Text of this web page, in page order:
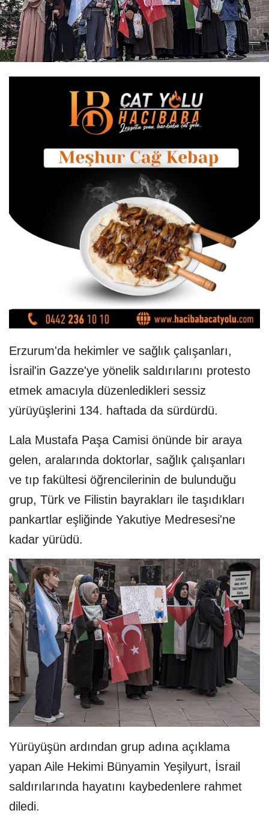
Erzurum'da hekimler ve sağlık çalışanları,
İsrail'in Gazze'ye yönelik saldırılarını protesto
etmek amacıyla düzenledikleri sessiz
yürüyüşlerini 134. haftada da sürdürdü.
Lala Mustafa Paşa Camisi önünde bir araya
gelen, aralarında doktorlar, sağlık çalışanları
ve tıp fakültesi öğrencilerinin de bulunduğu
grup, Türk ve Filistin bayrakları ile taşıdıkları
pankartlar eşliğinde Yakutiye Medresesi'ne
kadar yürüdü.
Yürüyüşün ardından grup adına açıklama
yapan Aile Hekimi Bünyamin Yeşilyurt, İsrail
saldırılarında hayatını kaybedenlere rahmet
diledi.